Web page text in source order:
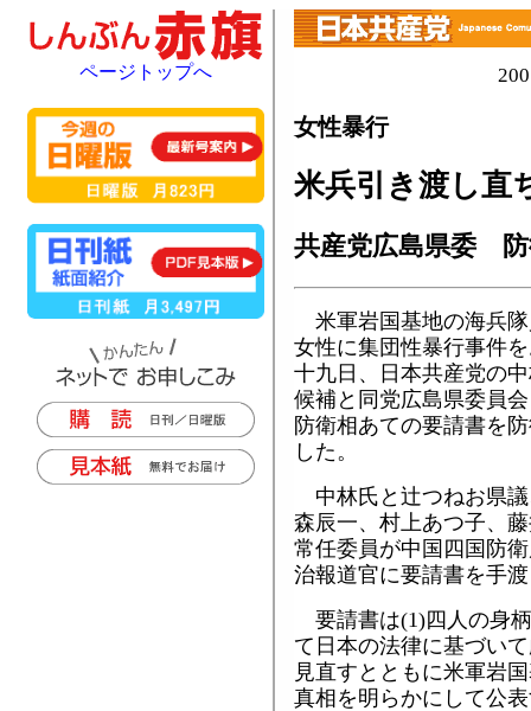
女性暴行
米兵引き渡し直
共産党広島県委 防
米軍岩国基地の海兵
女性に集団性暴行事件
十九日、日本共産党の
候補と同党広島県委員
防衛相あての要請書を
した。
中林氏と辻つねお県
森辰一、村上あつ子、
常任委員が中国四国防
治報道官に要請書を手
要請書は(1)四人の身
て日本の法律に基づい
見直すとともに米軍岩
真相を明らかにして公
ページトップへ